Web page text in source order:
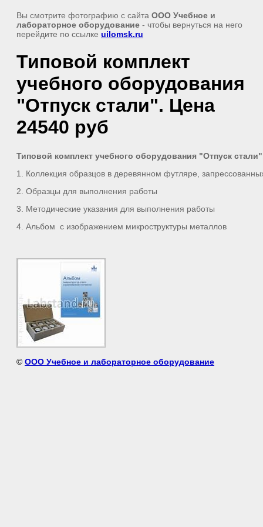
Вы смотрите фотографию с сайта ООО Учебное и
лабораторное оборудование - чтобы вернуться на него
перейдите по ссылке uilomsk.ru
Типовой комплект
учебного оборудования
"Отпуск стали". Цена
24540 руб
Типовой комплект учебного оборудования "Отпуск
1. Коллекция образцов в деревянном футляре,
2. Образцы для выполнения работы
3. Методические указания для выполнения работы
4. Альбом с изображением микроструктуры металлов
© ООО Учебное и лабораторное оборудование